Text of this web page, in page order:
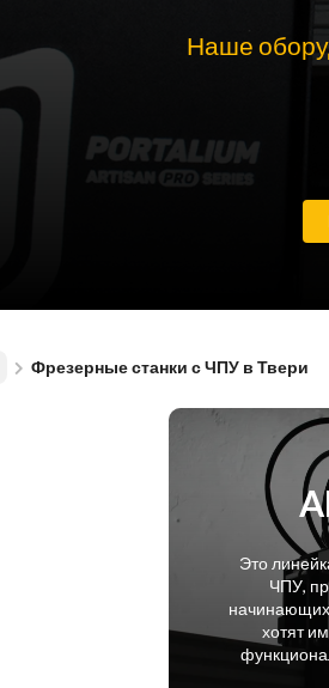
Наше
Фрезерные станки с ЧПУ в Твери
Это
ЧПУ,
начинающих
хотят